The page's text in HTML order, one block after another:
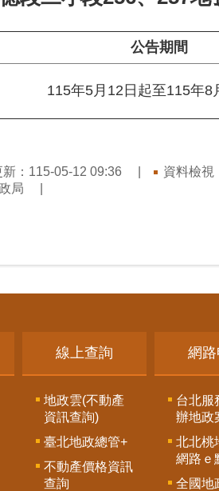
公告期間
115年5月12日起至115年8
新：115-05-12 09:36
資料檢視
局
線上查詢
地政雲(不動產
資訊查詢)
臺北地政總管+
不動產價格資訊
查詢
網
台北服
辦地政
北北桃
網路ｅ
全國地